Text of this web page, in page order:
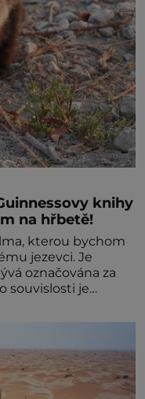
knihy
na hřbetě!
kterou bychom
jezevci. Je
označována za
souvislosti je